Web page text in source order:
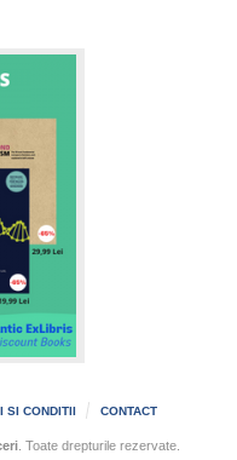
SI CONDITII CONTACT
. Toate drepturile rezervate.